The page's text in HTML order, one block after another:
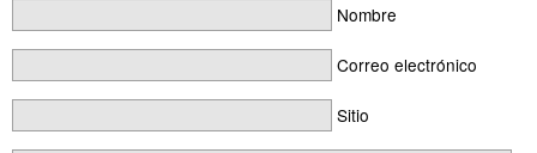
Nombre
Correo electrónico
Sitio